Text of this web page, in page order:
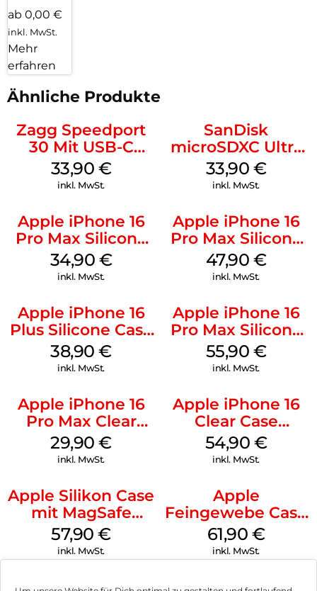
ab 0,00 €
inkl. MwSt.
Mehr
erfahren
Ähnliche Produkte
Zagg Speedport
30 Mit USB-C
Kabel Weiß
33,90 €
inkl. MwSt.
SanDisk
microSDXC Ultra
128 GB + Adapter
Mobile
33,90 €
inkl. MwSt.
Apple iPhone 16
Pro Max Silicone
Case MagSafe
Denim
34,90 €
inkl. MwSt.
Apple iPhone 16
Pro Max Silicone
Case MagSafe
Black
47,90 €
inkl. MwSt.
Apple iPhone 16
Plus Silicone Case
MagSafe Denim
38,90€
inkl. MwSt.
Apple iPhone 16
Pro Max Silicone
Case MagSafe
Stone Gray
55,90 €
inkl. MwSt.
Apple iPhone 16
Pro Max Clear
Case MagSafe
Transparent
29,90€
inkl. MwSt.
Apple iPhone 16
Clear Case
MagSafe
Transparent
54,90 €
inkl. MwSt.
Apple Silikon Case
mit MagSafe
iPhone 14 Pro
(PRODUCT)RED
57,90€
inkl. MwSt.
Apple
Feingewebe Case
iPhone 15 Pro
MagSafe Schwarz
61,90 €
inkl. MwSt.